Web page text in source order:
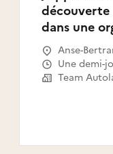
dans une
sportive
Anse-
Une
Team